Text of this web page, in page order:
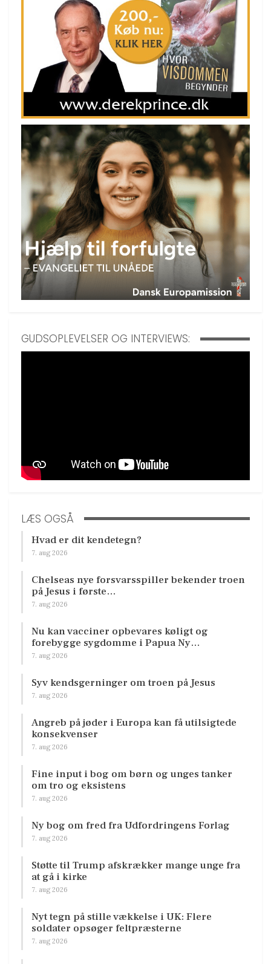
GUDSOPLEVELSER OG INTERVIEWS:
LÆS OGSÅ
Hvad er dit kendetegn?
7. aug 2026
Chelseas nye forsvarsspiller bekender troen
på Jesus i første…
7. aug 2026
Nu kan vacciner opbevares køligt og
forebygge sygdomme i Papua Ny…
7. aug 2026
Syv kendsgerninger om troen på Jesus
7. aug 2026
Angreb på jøder i Europa kan få utilsigtede
konsekvenser
7. aug 2026
Fine input i bog om børn og unges tanker
om tro og eksistens
7. aug 2026
Ny bog om fred fra Udfordringens Forlag
7. aug 2026
Støtte til Trump afskrækker mange unge fra
at gå i kirke
7. aug 2026
Nyt tegn på stille vækkelse i UK: Flere
soldater opsøger feltpræsterne
7. aug 2026